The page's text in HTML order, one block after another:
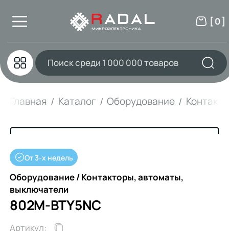
[ 0 ]
Главная Каталог Оборудование
От 3-х недель
Оборудование / Контакторы, автоматы,
выключатели
802M-BTY5NC
Артикул: